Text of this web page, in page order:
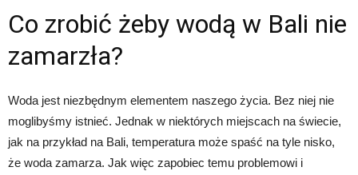
Co zrobić żeby wodą w Bali nie
zamarzła?
Woda jest niezbędnym elementem naszego życia. Bez niej nie
moglibyśmy istnieć. Jednak w niektórych miejscach na świecie,
jak na przykład na Bali, temperatura może spaść na tyle nisko,
że woda zamarza. Jak więc zapobiec temu problemowi i